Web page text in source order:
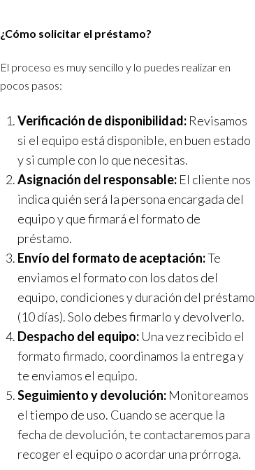
¿Cómo solicitar el préstamo?
El proceso es muy sencillo y lo puedes realizar en
pocos pasos:
Verificación de disponibilidad:Revisamos
si el equipo está disponible, en buen estado
y si cumple con lo que necesitas.
Asignación del responsable:El cliente nos
indica quién será la persona encargada del
equipo y que firmará el formato de
préstamo.
Envío del formato de aceptación:Te
enviamos el formato con los datos del
equipo, condiciones y duración del préstamo
(10 días). Solo debes firmarlo y devolverlo.
Despacho del equipo:Una vez recibido el
formato firmado, coordinamos la entrega y
te enviamos el equipo.
Seguimiento y devolución:Monitoreamos
el tiempo de uso. Cuando se acerque la
fecha de devolución, te contactaremos para
recoger el equipo o acordar una prórroga.